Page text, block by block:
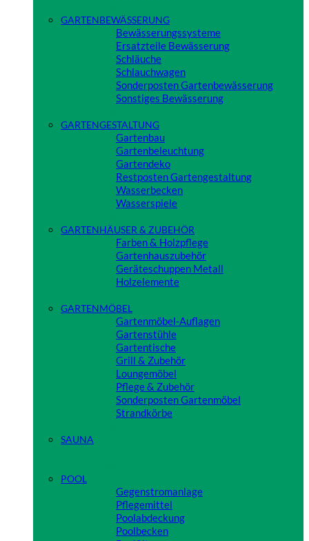
GARTENBEWÄSSERUNG
Bewässerungssysteme
Ersatzteile Bewässerung
Schläuche
Schlauchwagen
Sonderposten Gartenbewässerung
Sonstiges Bewässerung
GARTENGESTALTUNG
Gartenbau
Gartenbeleuchtung
Gartendeko
Restposten Gartengestaltung
Wasserbecken
Wasserspiele
GARTENHÄUSER & ZUBEHÖR
Farben & Holzpflege
Gartenhauszubehör
Geräteschuppen Metall
Holzelemente
GARTENMÖBEL
Gartenmöbel-Auflagen
Gartenstühle
Gartentische
Grill & Zubehör
Loungemöbel
Pflege & Zubehör
Sonderposten Gartenmöbel
Strandkörbe
SAUNA
POOL
Gegenstromanlage
Pflegemittel
Poolabdeckung
Poolbecken